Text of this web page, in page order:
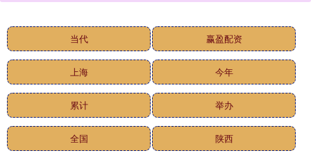
当代 赢盈配资
上海 今年
累计 举办
全国 陕西